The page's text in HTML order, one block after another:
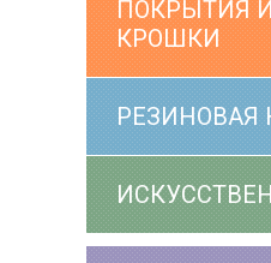
ПОКРЫТИЯ
КРОШКИ
РЕЗИНОВАЯ